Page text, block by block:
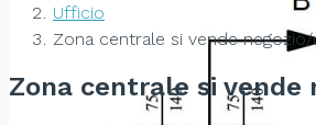
Ufficio
Zona centrale si vende
Zona centrale si vende